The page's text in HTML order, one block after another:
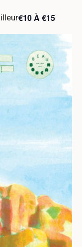
€10 À €15